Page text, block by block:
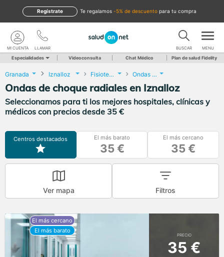
te regalamos -5% de descuento para tu compra
Regístrate
LLAMAR
MI CUENTA BUSCAR MENU
Especialidades Videoconsulta Chat Médico Plan de salud Fidelity
Granada Iznalloz Fisioterapia Ondas de choque radiales
Ondas de choque radiales en Iznalloz
Seleccionamos para ti los mejores hospitales, clínicas y
médicos con precios desde 35 €
Centros destacados El más barato
35 €
El más cercano
35 €
Ver mapa Filtros
PRECIO
35 €